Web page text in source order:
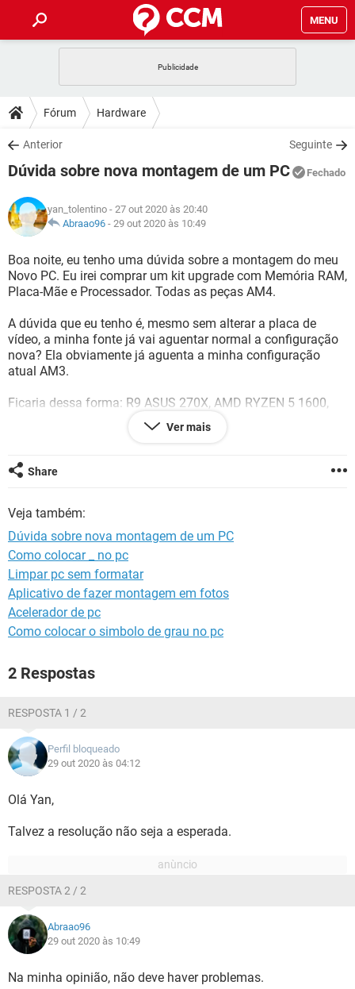
MENU
CELULAR
OUTLOOK
INSTAGRAM GMAIL
GUIA DE COMPRAS
DICAS
JOGOS
INSTAGRAM GMAIL
GUIA DE COMPRAS
DOWNLOADS
JOGOS WHATSAPP
CELULAR
OUTLOOK EXCEL
INSTAGRAM GMAIL
GUIA DE COMPRAS
JOGOS WHATSAPP
CELULAR
OUTLOOK EXCEL
INSTAGRAM GMAIL
GUIA DE COMPRAS
GLOSSÁRIO
WHATSAPP
CELULAR FACEBOOK
INSTAGRAM GMAIL
GUIA DE COMPRAS
Fórum Hardware
Anterior Seguinte
Dúvida sobre nova montagem de um PC Fechado
yan_tolentino - 27 out 2020 às 20:40
Abraao96 - 29 out 2020 às 10:49
Boa noite, eu tenho uma dúvida sobre a montagem do meu
Novo PC. Eu irei comprar um kit upgrade com Memória RAM,
Placa-Mãe e Processador. Todas as peças AM4.
A dúvida que eu tenho é, mesmo sem alterar a placa de
vídeo, a minha fonte já vai aguentar normal a configuração
nova? Ela obviamente já aguenta a minha configuração
atual AM3.
Ficaria dessa forma: R9 ASUS 270X, AMD RYZEN 5 1600,
Memória RAM 16GB, (2x8) - 3000Mhz, Placa Mãe MSI
B450M PRO, SSD Lexar 128GB, fonte GX II Cooler Master
Nesse caso, eu não irei trocar apenas a Placa de Vídeo e o
três peças novas.
Obrigado desde já.
Ver mais
Share
Veja também:
Dúvida sobre nova montagem de um PC
Como colocar _ no pc
Limpar pc sem formatar
Aplicativo de fazer montagem em fotos
Acelerador de pc
Como colocar o simbolo de grau no pc
2 Respostas
RESPOSTA 1 / 2
Perfil bloqueado
29 out 2020 às 04:12
Olá Yan,
Talvez a resolução não seja a esperada.
RESPOSTA 2 / 2
Abraao96
29 out 2020 às 10:49
Na minha opinião, não deve haver problemas.